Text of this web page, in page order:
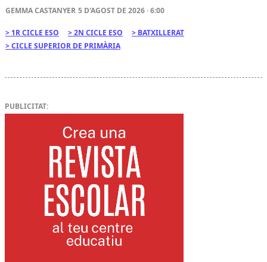
GEMMA CASTANYER 5 D'AGOST DE 2026 · 6:00
1R CICLE ESO 2N CICLE ESO
BATXILLERAT
CICLE SUPERIOR DE PRIMÀRIA
PUBLICITAT: